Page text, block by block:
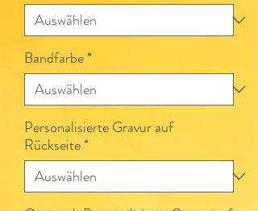
Bandfarbe*
Personalisierte Gravur auf
Rückseite*